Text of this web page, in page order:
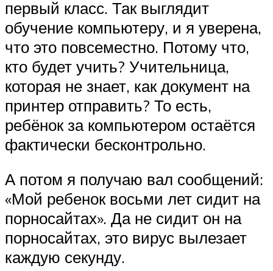
первый класс. Так выглядит
обучение компьютеру, и я уверена,
что это повсеместно. Потому что,
кто будет учить? Учительница,
которая не знает, как документ на
принтер отправить? То есть,
ребёнок за компьютером остаётся
фактически бесконтрольно.
А потом я получаю вал сообщений:
«Мой ребенок восьми лет сидит на
порносайтах». Да не сидит он на
порносайтах, это вирус вылезает
каждую секунду.